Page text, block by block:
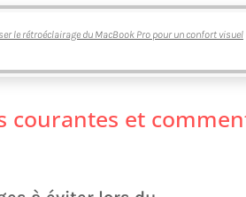
le rétroéclairage du MacBook Pro pour un confort visuel
courantes et